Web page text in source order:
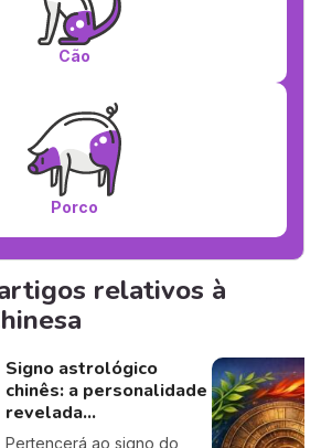
Cão
Porco
relativos à
Signo astrológico
chinês: a personalidade
revelada...
Pertencerá ao signo do